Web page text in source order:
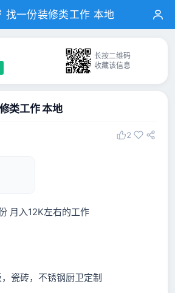
找一份装修类工作 本地
长按二维码
收藏该信息
类工作 本地
2
月入12K左右的工作
瓷砖，不锈钢厨卫定制